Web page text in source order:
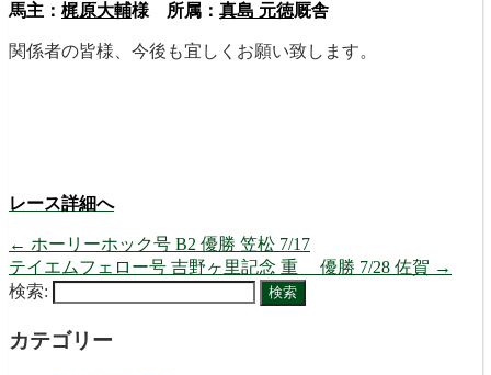
馬主： 梶原大輔様 所属： 真島 元徳厩舎
関係者の皆様、今後も宜しくお願い致します。
レース詳細へ
← ホーリーホック号 B2 優勝 笠松 7/17
テイエムフェロー号 吉野ヶ里記念 重 優勝 7/28 佐賀 →
検索:
カテゴリー